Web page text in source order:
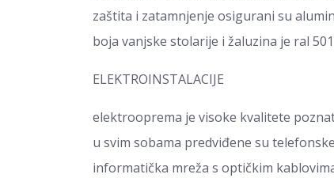
zaštita i zatamnjenje osigurani su
boja vanjske stolarije i žaluzina je ral
ELEKTROINSTALACIJE
elektrooprema je visoke kvalitete
u svim sobama predviđene su
informatička mreža s optičkim